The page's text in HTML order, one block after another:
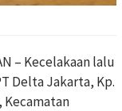
– Kecelakaan lalu
Delta Jakarta, Kp.
Kecamatan